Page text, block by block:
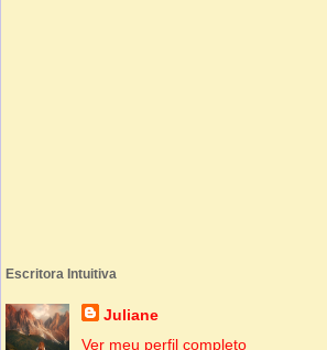
Escritora Intuitiva
Juliane
Ver meu perfil completo